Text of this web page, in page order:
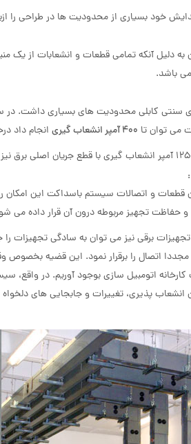
خود بسیاری از محدودیت ها در طراحی را
به دلیل آنکه تمامی قطعات و انشعابات از
می باشد.
می توان تا 400 آمپر انشعاب گیری
انجام داد
و اتصالات سیستم باسداکت این
حفاظت تجهیز مربوطه درون آن قرار داده می
برقی نیز می توان به سادگی تجهیزات را
اتصال را برقرار نمود. این قضیه بخصوص
اتومبیل سازی بوجود آوریم. در واقع،
انشعاب پذیری، تغییرات و جابجایی های